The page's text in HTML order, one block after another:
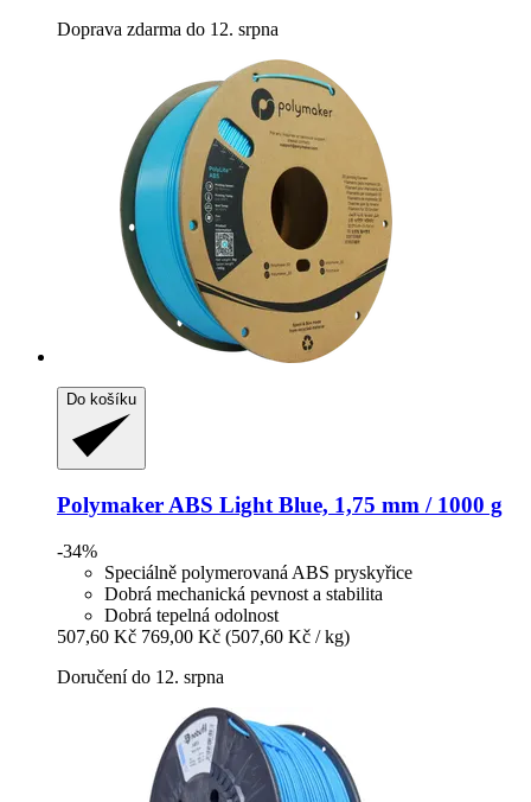
Doprava zdarma do 12. srpna
Do košíku
Polymaker ABS Light Blue, 1,75 mm / 1000 g
-34%
Speciálně polymerovaná ABS pryskyřice
Dobrá mechanická pevnost a stabilita
Dobrá tepelná odolnost
507,60 Kč 769,00 Kč (507,60 Kč / kg)
Doručení do 12. srpna